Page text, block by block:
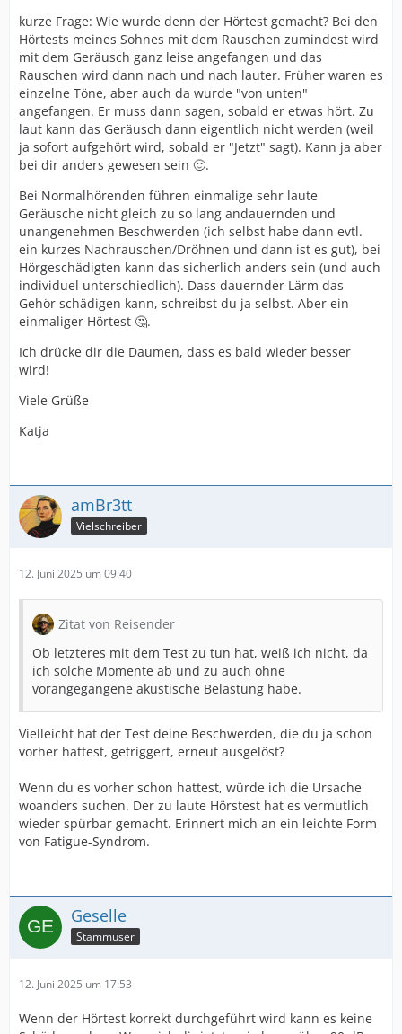
kurze Frage: Wie wurde denn der Hörtest gemacht? Bei den
Hörtests meines Sohnes mit dem Rauschen zumindest wird
mit dem Geräusch ganz leise angefangen und das
Rauschen wird dann nach und nach lauter. Früher waren es
einzelne Töne, aber auch da wurde "von unten"
angefangen. Er muss dann sagen, sobald er etwas hört. Zu
laut kann das Geräusch dann eigentlich nicht werden (weil
ja sofort aufgehört wird, sobald er "Jetzt" sagt). Kann ja aber
bei dir anders gewesen sein 🙂.
Bei Normalhörenden führen einmalige sehr laute
Geräusche nicht gleich zu so lang andauernden und
unangenehmen Beschwerden (ich selbst habe dann evtl.
ein kurzes Nachrauschen/Dröhnen und dann ist es gut), bei
Hörgeschädigten kann das sicherlich anders sein (und auch
individuel unterschiedlich). Dass dauernder Lärm das
Gehör schädigen kann, schreibst du ja selbst. Aber ein
einmaliger Hörtest 🤔.
Ich drücke dir die Daumen, dass es bald wieder besser
wird!
Viele Grüße
Katja
amBr3tt
Vielschreiber
12. Juni 2025 um 09:40
Zitat von Reisender
Ob letzteres mit dem Test zu tun hat, weiß ich nicht, da
ich solche Momente ab und zu auch ohne
vorangegangene akustische Belastung habe.
Vielleicht hat der Test deine Beschwerden, die du ja schon
vorher hattest, getriggert, erneut ausgelöst?
Wenn du es vorher schon hattest, würde ich die Ursache
woanders suchen. Der zu laute Hörstest hat es vermutlich
wieder spürbar gemacht. Erinnert mich an ein leichte Form
von Fatigue-Syndrom.
Geselle
Stammuser
12. Juni 2025 um 17:53
Wenn der Hörtest korrekt durchgeführt wird kann es keine